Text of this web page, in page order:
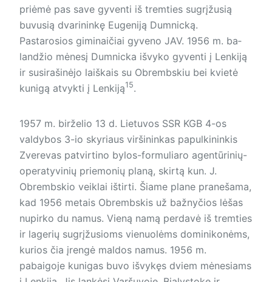
priėmė pas save gyventi iš tremties sugrįžusią
buvusią dvarininkę Eugeniją Dumnicką.
Pastarosios giminaičiai gyveno JAV. 1956 m. ba­
lan­džio mėnesį Dumnicka išvyko gyventi į Lenkiją
ir susirašinėjo laiškais su Obrembskiu bei kvietė
kunigą atvykti į Lenkiją15.
1957 m. birželio 13 d. Lietuvos SSR KGB 4-os
valdybos 3-io skyriaus viršininkas papulkininkis
Zverevas patvirtino bylos-formuliaro agentūrinių-
operatyvinių priemonių planą, skirtą kun. J.
Obrembskio veiklai ištirti. Šiame plane pranešama,
kad 1956 metais Obrembskis už bažnyčios lėšas
nupirko du namus. Vieną namą perdavė iš tremties
ir lagerių sugrįžusioms vienuolėms dominikonėms,
kurios čia įrengė maldos namus. 1956 m.
pabaigoje kunigas buvo išvykęs dviem mėnesiams